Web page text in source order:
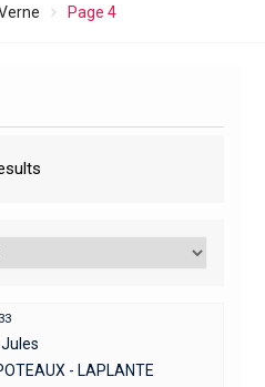
Page 4
Jules
- LAPLANTE